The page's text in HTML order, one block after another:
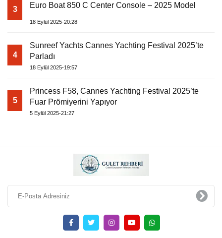
3 Euro Boat 850 C Center Console – 2025 Model
18 Eylül 2025-20:28
4
Sunreef Yachts Cannes Yachting Festival 2025’te
Parladı
18 Eylül 2025-19:57
5
Princess F58, Cannes Yachting Festival 2025’te
Fuar Prömiyerini Yapıyor
5 Eylül 2025-21:27